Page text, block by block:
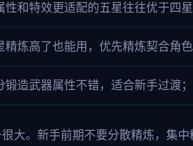
性和特效更适配的五星往往优于四星
精炼高了也能用，优先精炼契合角
锻造武器属性不错，适合新手过渡
大。新手前期不要分散精炼，集